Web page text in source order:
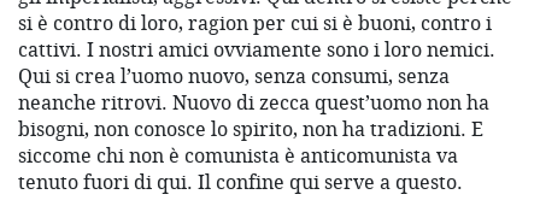
si è contro di loro, ragion per cui si è buoni, contro i
cattivi. I nostri amici ovviamente sono i loro nemici.
Qui si crea l’uomo nuovo, senza consumi, senza
neanche ritrovi. Nuovo di zecca quest’uomo non ha
bisogni, non conosce lo spirito, non ha tradizioni. E
siccome chi non è comunista è anticomunista va
tenuto fuori di qui. Il confine qui serve a questo.